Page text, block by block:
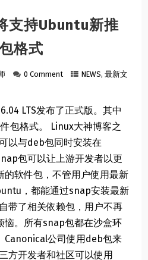
支持Ubuntu新推
格式
0 Comment NEWS,最新文
LTS发布了正式版。其中
包格式。 Linux大神博客之
以与deb包同时安装在
包可以让上游开发者以更
的软件包，不管用户使用最新
，都能通过snap安装最新
带了相关依赖包，用户不再
恼。所有snap包都在沙盒环
Canonical公司使用deb包来
方开发者和社区可以使用